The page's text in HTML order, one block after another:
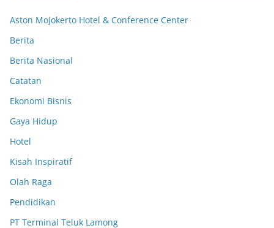
Aston Mojokerto Hotel & Conference Center
Berita
Berita Nasional
Catatan
Ekonomi Bisnis
Gaya Hidup
Hotel
Kisah Inspiratif
Olah Raga
Pendidikan
PT Terminal Teluk Lamong